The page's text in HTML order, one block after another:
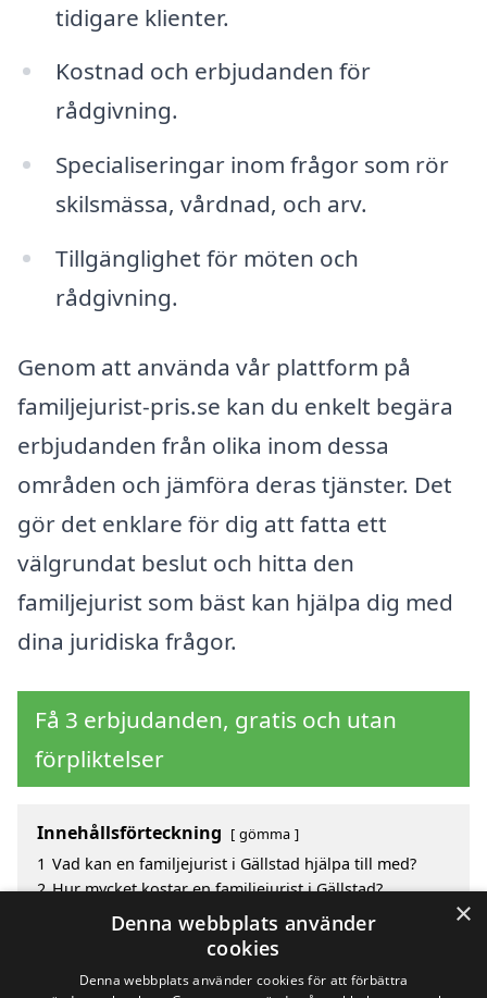
tidigare klienter.
Kostnad och erbjudanden för
rådgivning.
Specialiseringar inom frågor som rör
skilsmässa, vårdnad, och arv.
Tillgänglighet för möten och
rådgivning.
Genom att använda vår plattform på
familjejurist-pris.se kan du enkelt begära
erbjudanden från olika inom dessa
områden och jämföra deras tjänster. Det
gör det enklare för dig att fatta ett
välgrundat beslut och hitta den
familjejurist som bäst kan hjälpa dig med
dina juridiska frågor.
Få 3 erbjudanden, gratis och utan
förpliktelser
Innehållsförteckning gömma
1 Vad kan en familjejurist i Gällstad hjälpa till med?
2 Hur mycket kostar en familjejurist i Gällstad?
Fördelar med att välja familjejurist i Gällstad
Sök efter en skicklig familjejurist i de omgivande
×
Denna webbplats använder
cookies
Denna webbplats använder cookies för att förbättra